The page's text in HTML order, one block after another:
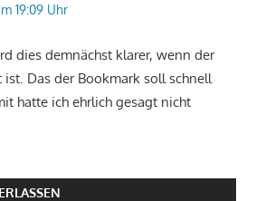
19:09 Uhr
dies demnächst klarer, wenn der
Das der Bookmark soll schnell
hatte ich ehrlich gesagt nicht